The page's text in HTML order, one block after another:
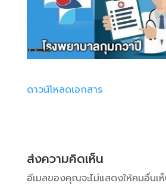
ดาวน์โหลดเอกสาร
ส่งความคิดเห็น
อีเมลของคุณจะไม่แสดงให้คนอื่นเ